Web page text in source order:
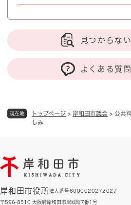
現在地 トップページ > 岸和田市議会 > 公共
しみ
見つからな
よくある質
岸和田市役所法人番号6000020272027
〒596-8510 大阪府岸和田市岸城町7番1号